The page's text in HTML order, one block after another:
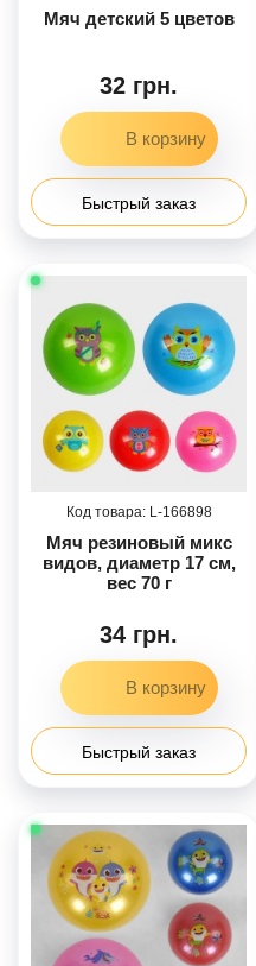
Мяч детский 5 цветов
32 грн.
Быстрый заказ
166898
Мяч резиновый микс
видов, диаметр 17 см,
вес 70 г
34 грн.
Быстрый заказ